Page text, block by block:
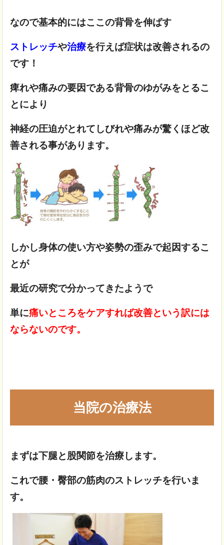
なので基本的にはここの背骨を伸ばす
ストレッチや治療を行えば症状は改善されるの
です！
痺れや痛みの要因である背骨のゆがみをとるこ
とにより
神経の圧迫がとれてしびれや痛みが驚くほど改
善される事があります。
しかし身体の使い方や姿勢の歪みで起因するこ
とが
最近の研究で分かってきたようで
単に痛いところをケアすれば改善という訳には
ならないのです。
当院の治療法
まずは下腿と股関節を治療します。
これで腰・臀部の筋肉のストレッチを行いま
す。